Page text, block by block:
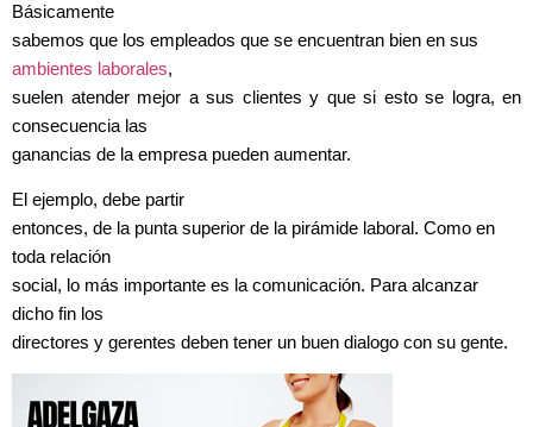
Básicamente
sabemos que los empleados que se encuentran bien en sus
ambientes laborales,
suelen atender mejor a sus clientes y que si esto se logra, en
consecuencia las
ganancias de la empresa pueden aumentar.
El ejemplo, debe partir
entonces, de la punta superior de la pirámide laboral. Como en
toda relación
social, lo más importante es la comunicación. Para alcanzar
dicho fin los
directores y gerentes deben tener un buen dialogo con su gente.